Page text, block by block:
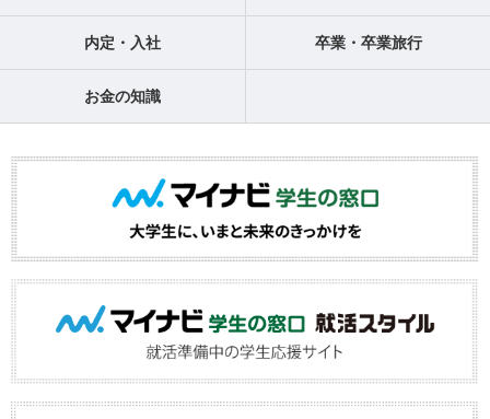
内定・入社 卒業・卒業旅行
お金の知識